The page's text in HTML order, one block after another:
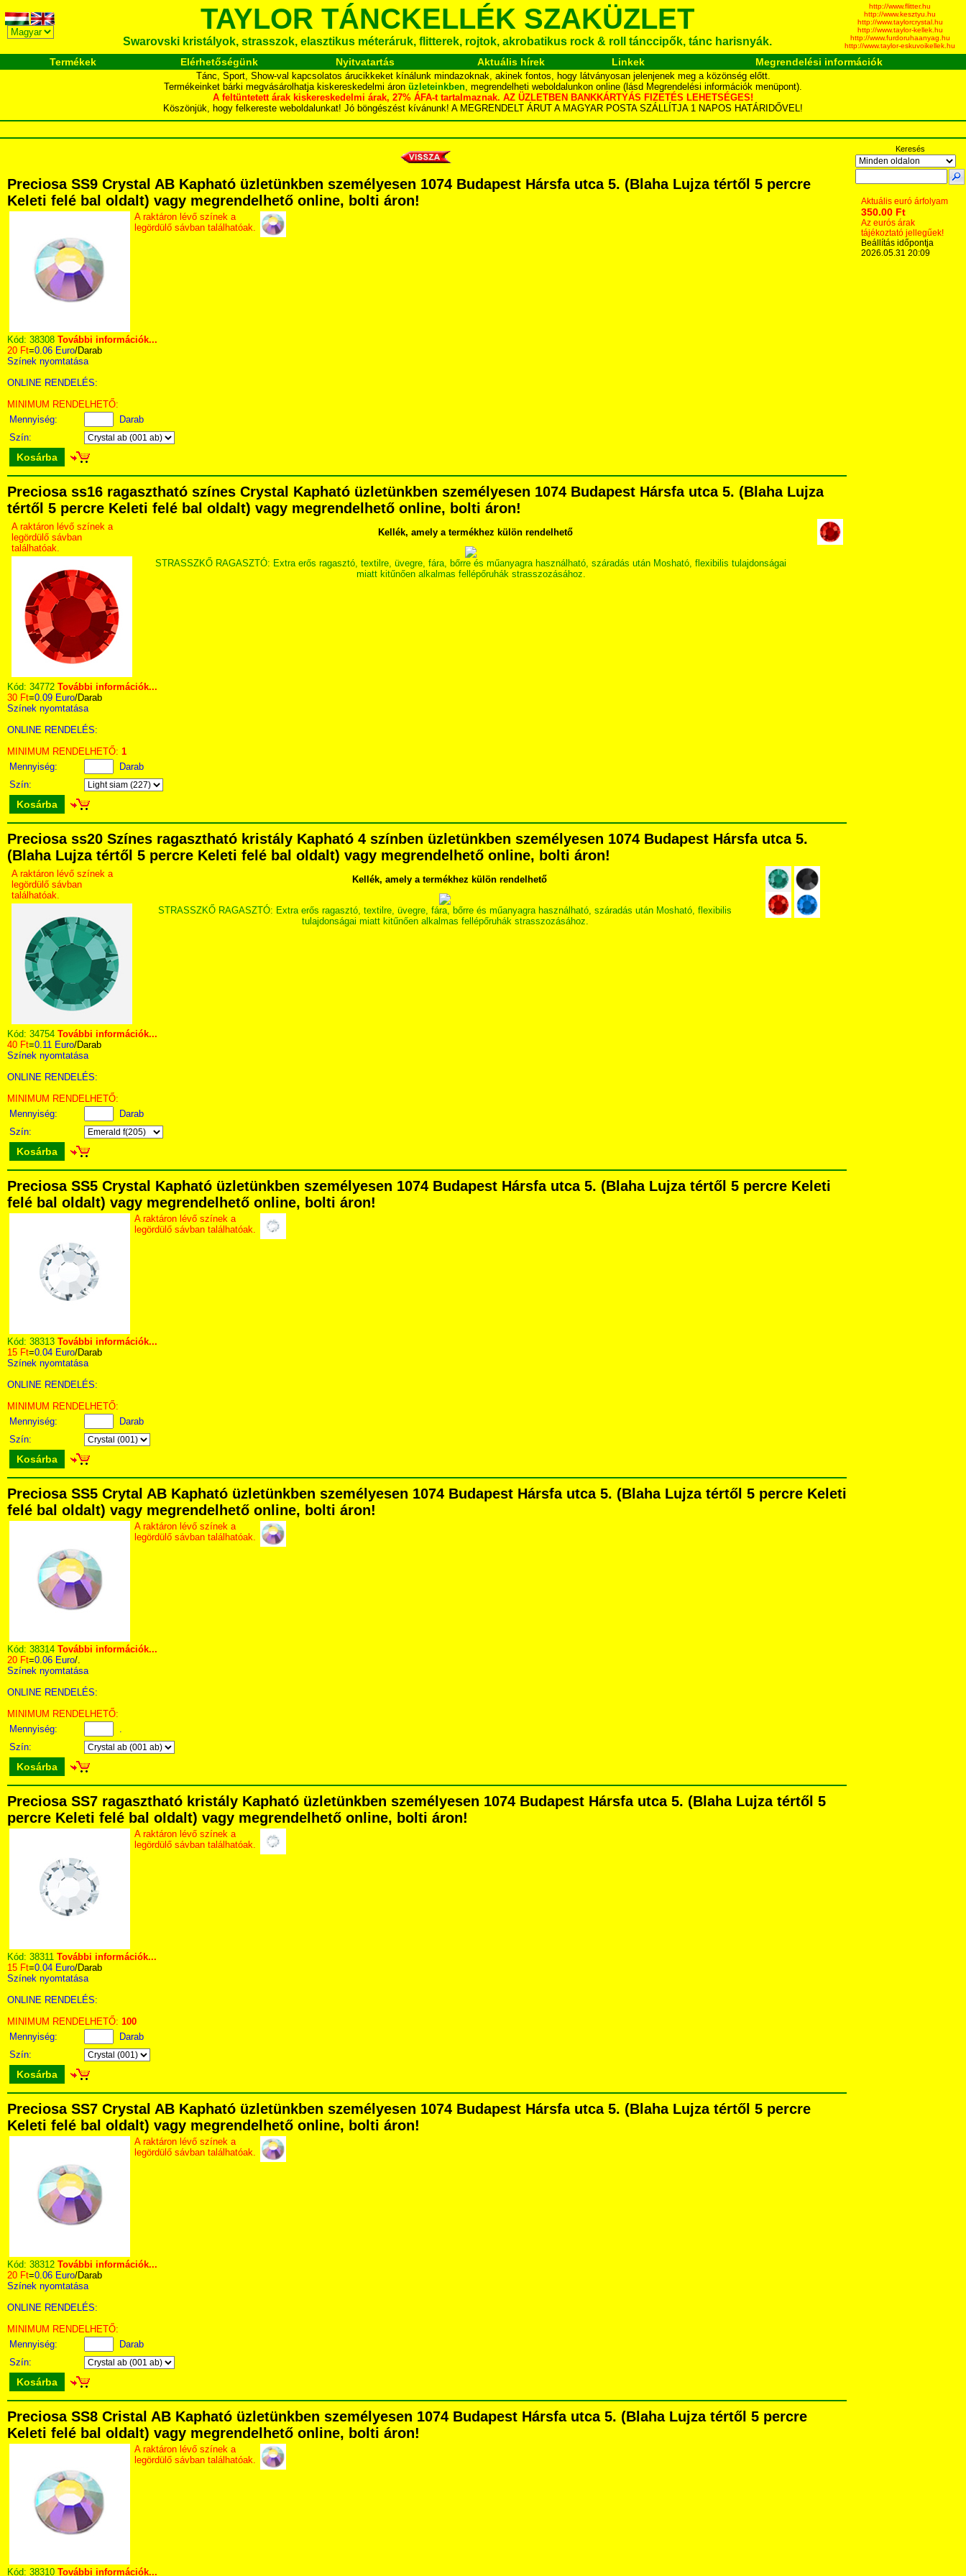
TAYLOR TÁNCKELLÉK SZAKÜZLET
Swarovski kristályok, strasszok, elasztikus méteráruk, flitterek, rojtok, akrobatikus rock & roll tánccipők, tánc harisnyák.
http://www.flitter.hu
http://www.kesztyu.hu
http://www.taylorcrystal.hu
http://www.taylor-kellek.hu
http://www.furdoruhaanyag.hu
http://www.taylor-eskuvoikellek.hu
Termékek Elérhetőségünk Nyitvatartás Aktuális hírek Linkek Megrendelési információk
Tánc, Sport, Show-val kapcsolatos árucikkeket kínálunk mindazoknak, akinek fontos, hogy látványosan jelenjenek meg a közönség előtt.
Termékeinket bárki megvásárolhatja kiskereskedelmi áron üzleteinkben, megrendelheti weboldalunkon online (lásd Megrendelési információk menüpont).
A feltüntetett árak kiskereskedelmi árak, 27% ÁFA-t tartalmaznak. AZ ÜZLETBEN BANKKÁRTYÁS FIZETÉS LEHETSÉGES!
Köszönjük, hogy felkereste weboldalunkat! Jó böngészést kívánunk! A MEGRENDELT ÁRUT A MAGYAR POSTA SZÁLLÍTJA 1 NAPOS HATÁRIDŐVEL!
Preciosa SS9 Crystal AB Kapható üzletünkben személyesen 1074 Budapest Hársfa utca 5. (Blaha Lujza tértől 5 percre
Keleti felé bal oldalt) vagy megrendelhető online, bolti áron!
A raktáron lévő színek a
legördülő sávban találhatóak.
Kód: 38308 További információk...
20 Ft=0.06 Euro/Darab
Színek nyomtatása
ONLINE RENDELÉS:
MINIMUM RENDELHETŐ:
Mennyiség:
Darab
Szín:
Kosárba
Preciosa ss16 ragasztható színes Crystal Kapható üzletünkben személyesen 1074 Budapest Hársfa utca 5. (Blaha Lujza
tértől 5 percre Keleti felé bal oldalt) vagy megrendelhető online, bolti áron!
A raktáron lévő színek a
legördülő sávban
találhatóak.
Kellék, amely a termékhez külön rendelhető
STRASSZKŐ RAGASZTÓ: Extra erős ragasztó, textilre, üvegre, fára, bőrre és műanyagra használható, száradás után Mosható, flexibilis tulajdonságai
miatt kitűnően alkalmas fellépőruhák strasszozásához.
Kód: 34772 További információk...
30 Ft=0.09 Euro/Darab
Színek nyomtatása
ONLINE RENDELÉS:
MINIMUM RENDELHETŐ: 1
Mennyiség:
Darab
Szín:
Kosárba
Preciosa ss20 Színes ragasztható kristály Kapható 4 színben üzletünkben személyesen 1074 Budapest Hársfa utca 5.
(Blaha Lujza tértől 5 percre Keleti felé bal oldalt) vagy megrendelhető online, bolti áron!
A raktáron lévő színek a
legördülő sávban
találhatóak.
Kellék, amely a termékhez külön rendelhető
STRASSZKŐ RAGASZTÓ: Extra erős ragasztó, textilre, üvegre, fára, bőrre és műanyagra használható, száradás után Mosható, flexibilis
tulajdonságai miatt kitűnően alkalmas fellépőruhák strasszozásához.
Kód: 34754 További információk...
40 Ft=0.11 Euro/Darab
Színek nyomtatása
ONLINE RENDELÉS:
MINIMUM RENDELHETŐ:
Mennyiség:
Darab
Szín:
Kosárba
Preciosa SS5 Crystal Kapható üzletünkben személyesen 1074 Budapest Hársfa utca 5. (Blaha Lujza tértől 5 percre Keleti
felé bal oldalt) vagy megrendelhető online, bolti áron!
A raktáron lévő színek a
legördülő sávban találhatóak.
Kód: 38313 További információk...
15 Ft=0.04 Euro/Darab
Színek nyomtatása
ONLINE RENDELÉS:
MINIMUM RENDELHETŐ:
Mennyiség:
Darab
Szín:
Kosárba
Preciosa SS5 Crytal AB Kapható üzletünkben személyesen 1074 Budapest Hársfa utca 5. (Blaha Lujza tértől 5 percre Keleti
felé bal oldalt) vagy megrendelhető online, bolti áron!
A raktáron lévő színek a
legördülő sávban találhatóak.
Kód: 38314 További információk...
20 Ft=0.06 Euro/.
Színek nyomtatása
ONLINE RENDELÉS:
MINIMUM RENDELHETŐ:
Mennyiség:
.
Szín:
Kosárba
Preciosa SS7 ragasztható kristály Kapható üzletünkben személyesen 1074 Budapest Hársfa utca 5. (Blaha Lujza tértől 5
percre Keleti felé bal oldalt) vagy megrendelhető online, bolti áron!
A raktáron lévő színek a
legördülő sávban találhatóak.
Kód: 38311 További információk...
15 Ft=0.04 Euro/Darab
Színek nyomtatása
ONLINE RENDELÉS:
MINIMUM RENDELHETŐ: 100
Mennyiség:
Darab
Szín:
Kosárba
Preciosa SS7 Crystal AB Kapható üzletünkben személyesen 1074 Budapest Hársfa utca 5. (Blaha Lujza tértől 5 percre
Keleti felé bal oldalt) vagy megrendelhető online, bolti áron!
A raktáron lévő színek a
legördülő sávban találhatóak.
Kód: 38312 További információk...
20 Ft=0.06 Euro/Darab
Színek nyomtatása
ONLINE RENDELÉS:
MINIMUM RENDELHETŐ:
Mennyiség:
Darab
Szín:
Kosárba
Preciosa SS8 Cristal AB Kapható üzletünkben személyesen 1074 Budapest Hársfa utca 5. (Blaha Lujza tértől 5 percre
Keleti felé bal oldalt) vagy megrendelhető online, bolti áron!
A raktáron lévő színek a
legördülő sávban találhatóak.
Kód: 38310 További információk...
Keresés
Aktuális euró árfolyam
350.00 Ft
Az eurós árak
tájékoztató jellegűek!
Beállítás időpontja
2026.05.31 20:09